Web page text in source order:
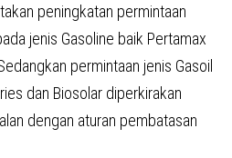
peningkatan permintaan
jenis Gasoline baik Pertamax
permintaan jenis Gasoil
dan Biosolar diperkirakan
dengan aturan pembatasan